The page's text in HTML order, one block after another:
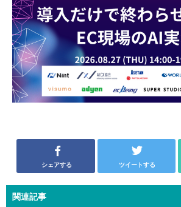
シェアする ツイートする
関連記事